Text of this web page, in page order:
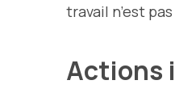
travail n’est
Actions